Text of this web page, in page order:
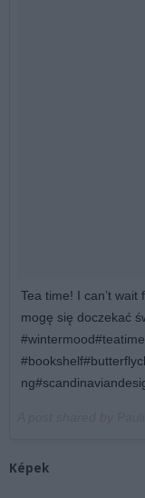
Tea time! I can’t
mogę się doczekać
Képek